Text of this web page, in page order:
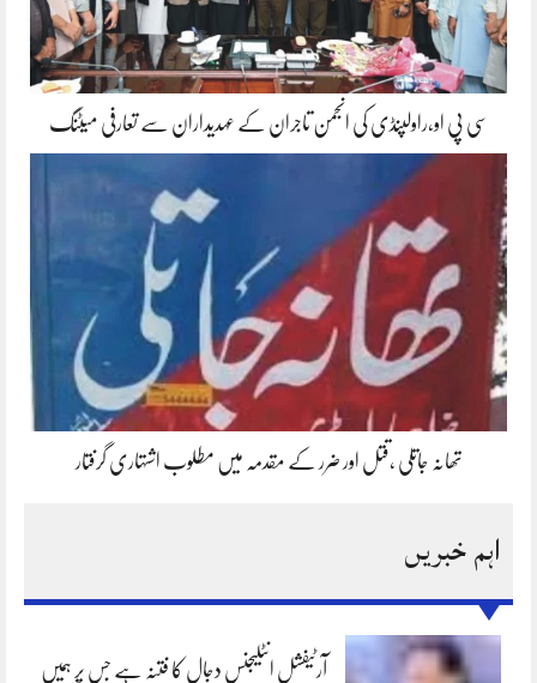
سی پی او،راولپنڈی کی انجمن تاجران کے عہدیداران سے تعارفی میٹنگ
تھانہ جاتلی ،قتل اور ضرر کے مقدمہ میں مطلوب اشتہاری گرفتار
اہم خبریں
آرٹیفشل انٹلیجنس دجال کا فتنہ ہے جس پر ہمیں